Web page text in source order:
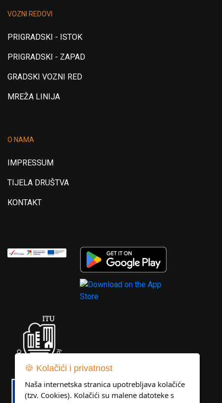
VOZNI REDOVI
PRIGRADSKI - ISTOK
PRIGRADSKI - ZAPAD
GRADSKI VOZNI RED
MREŽA LINIJA
O NAMA
IMPRESSUM
TIJELA DRUŠTVA
KONTAKT
🍪 Kolačići i privatnost
Naša internetska stranica upotrebljava kolačiće
(tzv. Cookies). Kolačići su malene datoteke s